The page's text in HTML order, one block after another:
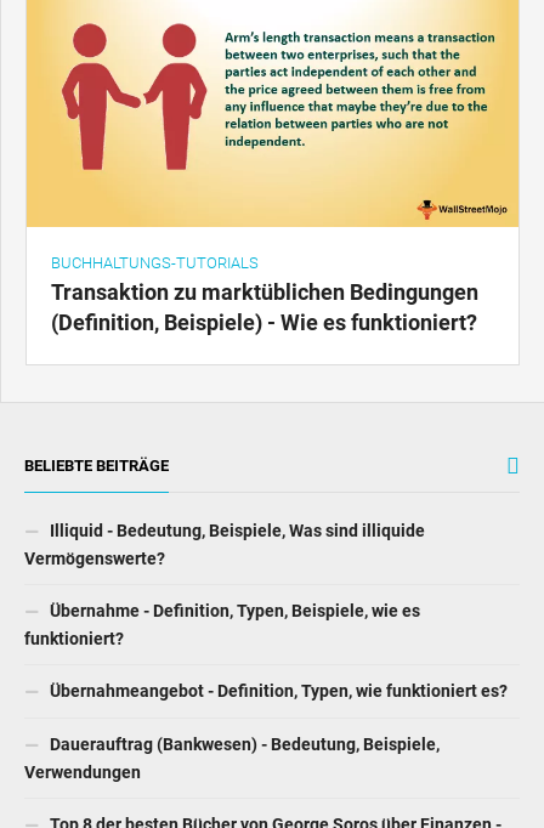
BUCHHALTUNGS-TUTORIALS
Transaktion zu marktüblichen Bedingungen
(Definition, Beispiele) - Wie es funktioniert?
BELIEBTE BEITRÄGE
Illiquid - Bedeutung, Beispiele, Was sind illiquide
Vermögenswerte?
Übernahme - Definition, Typen, Beispiele, wie es
funktioniert?
Übernahmeangebot - Definition, Typen, wie funktioniert es?
Dauerauftrag (Bankwesen) - Bedeutung, Beispiele,
Verwendungen